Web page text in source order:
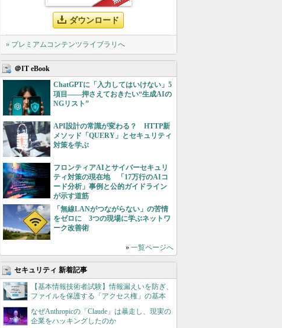
ダウンロード
» プレミアムコンテンツライブラリへ
＠IT eBook
ChatGPTに「入力してはいけない」5
項目――押さえておきたい“生成AIの
NGリスト”
API設計の常識が変わる？ HTTP新
メソッド「QUERY」とセキュリティ
対策を学ぶ
フロンティアAIとサイバーセキュリ
ティ対策の現在地 「17万行のAIコ
ード分析」事例と公的ガイドライン
が示す道筋
「無線LANがつながらない」の苦情
をゼロに 3つの現場に学ぶネットワ
ーク改善術
» 一覧ページへ
セキュリティ 新着記事
【基本情報技術者試験】情報漏えいを防ぎ、
ファイルを保護する「アクセス権」の基本
なぜAnthropicの「Claude」は暴走し、現実の
企業をハッキングしたのか